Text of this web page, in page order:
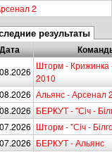
2
результаты
Шторм - Крижинка
2010
Альянс - Арсенал 2
БЕРКУТ - "Сiч -
Шторм - "Сiч -
БЕРКУТ - Альянс